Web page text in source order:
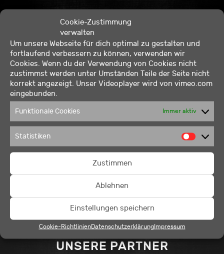
Cookie-Zustimmung
verwalten
Um unsere Webseite für dich optimal zu gestalten und
fortlaufend verbessern zu können, verwenden wir
Cookies. Wenn du der Verwendung von Cookies nicht
zustimmst werden unter Umständen Teile der Seite nicht
korrekt angezeigt. Unser Videoplayer wird von vimeo.com
eingebunden.
Funktionale Cookies Immer aktiv
Statistiken
Zustimmen
Ablehnen
Einstellungen speichern
Cookie-RichtlinienDatenschutzerklärungImpressum
Dreieck
11. Oktober 2018|Kommentare deaktiviertfür
36.
|
Wörthersee
2017
11. Oktober 2018|Kommentare deaktiviertfür
WorldRead More
UNSERE PARTNER